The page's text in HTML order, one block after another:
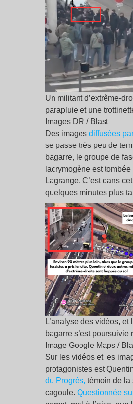
Un militant d’extrême-
parapluie et une
Images DR / Blast
Des images diffusées
se passe très peu de
bagarre, le groupe de
lacrymogène est
Lagrange. C’est dans
quelques minutes plus
L’analyse des vidéos,
bagarre s’est
Image Google Maps /
Sur les vidéos et les
protagonistes est
du Progrès, témoin de la
cagoule. Questionnée